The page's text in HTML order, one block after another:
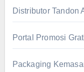
Distributor Tandon
Portal Promosi
Packaging